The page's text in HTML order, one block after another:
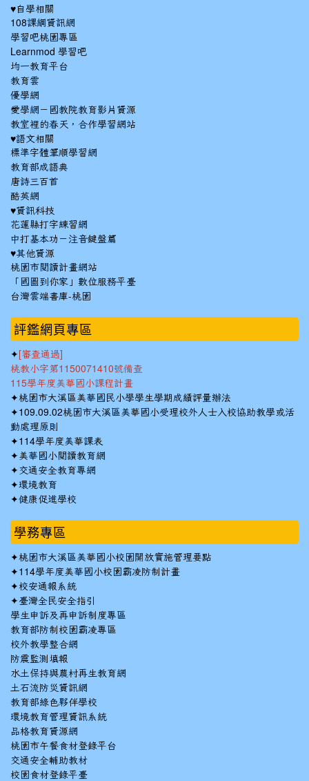
♥自學相關
108課綱資訊網
學習吧桃園專區
Learnmod 學習吧
均一教育平台
教育雲
優學網
愛學網－國教院教育影片資源
教室裡的春天，合作學習網站
♥語文相關
標準字體筆順學習網
教育部成語典
唐詩三百首
酷英網
♥資訊科技
花蓮縣打字練習網
中打基本功－注音鍵盤篇
♥其他資源
桃園市閱讀計畫網站
「國圖到你家」數位服務平臺
台灣雲端書庫-桃園
::: 評鑑網頁專區
✦ [審查通過]
桃教小字第1150071410號備查
115學年度美華國小課程計畫
✦桃園市大溪區美華國民小學學生學期成績評量辦法
✦109.09.02桃園市大溪區美華國小受理校外人士入校協助教學或活
動處理原則
✦114學年度美華課表
✦美華國小閱讀教育網
✦ 交通安全教育專網
✦環境教育
✦健康促進學校
學務專區
✦桃園市大溪區美華國小校園開放實施管理要點
✦114學年度美華國小校園霸凌防制計畫
✦校安通報系統
✦臺灣全民安全指引
學生申訴及再申訴制度專區
教育部防制校園霸凌專區
校外教學整合網
防震監測填報
水土保持與農村再生教育網
土石流防災資訊網
教育部綠色夥伴學校
環境教育管理資訊系統
品格教育資源網
桃園市午餐食材登錄平台
交通安全輔助教材
校園食材登錄平臺